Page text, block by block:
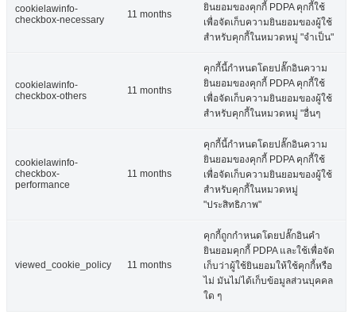
cookielawinfo-
checkbox-necessary
11 months
ยินยอมของคุกกี้ PDPA คุกกี้ใช้
เพื่อจัดเก็บความยินยอมของผู้ใช้
สำหรับคุกกี้ในหมวดหมู่ "จำเป็น"
cookielawinfo-
checkbox-others
11 months
คุกกี้นี้กำหนดโดยปลั๊กอินความ
ยินยอมของคุกกี้ PDPA คุกกี้ใช้
เพื่อจัดเก็บความยินยอมของผู้ใช้
สำหรับคุกกี้ในหมวดหมู่ "อื่นๆ
cookielawinfo-
checkbox-
performance
11 months
คุกกี้นี้กำหนดโดยปลั๊กอินความ
ยินยอมของคุกกี้ PDPA คุกกี้ใช้
เพื่อจัดเก็บความยินยอมของผู้ใช้
สำหรับคุกกี้ในหมวดหมู่
"ประสิทธิภาพ"
viewed_cookie_policy 11 months
คุกกี้ถูกกำหนดโดยปลั๊กอินคำ
ยินยอมคุกกี้ PDPA และใช้เพื่อจัด
เก็บว่าผู้ใช้ยินยอมให้ใช้คุกกี้หรือ
ไม่ มันไม่ได้เก็บข้อมูลส่วนบุคคล
ใด ๆ